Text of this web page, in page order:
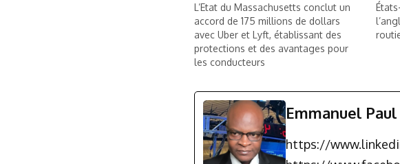
L’Etat du Massachusetts conclut un
accord de 175 millions de dollars
avec Uber et Lyft, établissant des
protections et des avantages pour
les conducteurs
Emmanuel Paul
https://